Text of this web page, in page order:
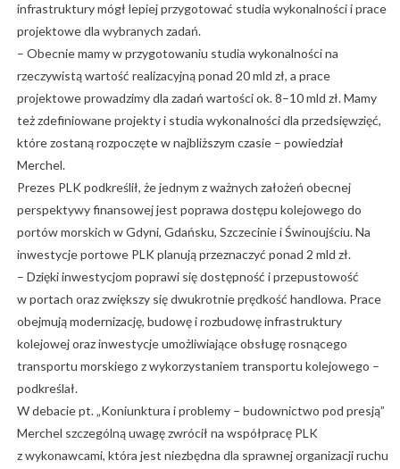
infrastruktury mógł lepiej przygotować studia wykonalności i prace
projektowe dla wybranych zadań.
– Obecnie mamy w przygotowaniu studia wykonalności na
rzeczywistą wartość realizacyjną ponad 20 mld zł, a prace
projektowe prowadzimy dla zadań wartości ok. 8–10 mld zł. Mamy
też zdefiniowane projekty i studia wykonalności dla przedsięwzięć,
które zostaną rozpoczęte w najbliższym czasie – powiedział
Merchel.
Prezes PLK podkreślił, że jednym z ważnych założeń obecnej
perspektywy finansowej jest poprawa dostępu kolejowego do
portów morskich w Gdyni, Gdańsku, Szczecinie i Świnoujściu. Na
inwestycje portowe PLK planują przeznaczyć ponad 2 mld zł.
– Dzięki inwestycjom poprawi się dostępność i przepustowość
w portach oraz zwiększy się dwukrotnie prędkość handlowa. Prace
obejmują modernizację, budowę i rozbudowę infrastruktury
kolejowej oraz inwestycje umożliwiające obsługę rosnącego
transportu morskiego z wykorzystaniem transportu kolejowego –
podkreślał.
W debacie pt. „Koniunktura i problemy – budownictwo pod presją”
Merchel szczególną uwagę zwrócił na współpracę PLK
z wykonawcami, która jest niezbędna dla sprawnej organizacji ruchu